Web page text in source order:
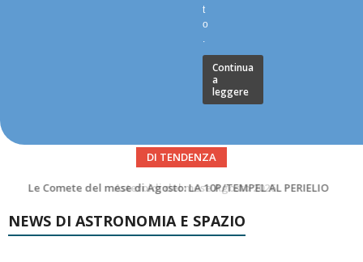
t
o
.
Continua
a
leggere
DI TENDENZA
Asteroidi del mese Agosto 2026
NEWS DI ASTRONOMIA E SPAZIO